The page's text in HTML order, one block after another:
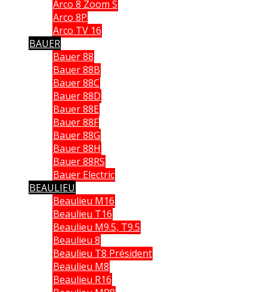
Arco 8 Zoom S
Arco 8P
Arco TV 16
BAUER
Bauer 88
Bauer 88B
Bauer 88C
Bauer 88D
Bauer 88E
Bauer 88F
Bauer 88G
Bauer 88H
Bauer 88RS
Bauer Electric
BEAULIEU
Beaulieu M16
Beaulieu T16
Beaulieu M9.5, T9.5
Beaulieu 8
Beaulieu T8 Président
Beaulieu M8
Beaulieu R16